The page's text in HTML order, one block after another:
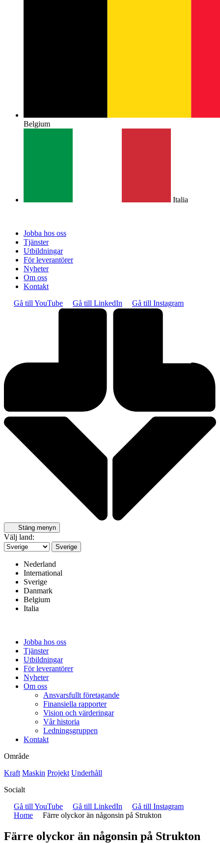
Belgium
Italia
Jobba hos oss
Tjänster
Utbildningar
För leverantörer
Nyheter
Om oss
Kontakt
Gå till YouTube
Gå till LinkedIn Gå till Instagram
Stäng menyn
Välj land:
Sverige
Nederland
International
Sverige
Danmark
Belgium
Italia
Jobba hos oss
Tjänster
Utbildningar
För leverantörer
Nyheter
Om oss
Ansvarsfullt företagande
Finansiella rapporter
Vision och värderingar
Vår historia
Ledningsgruppen
Kontakt
Område
Kraft Maskin Projekt Underhåll
Socialt
Gå till YouTube
Gå till LinkedIn
Gå till Instagram
Home
Färre olyckor än någonsin på Strukton
Färre olyckor än någonsin på Strukton